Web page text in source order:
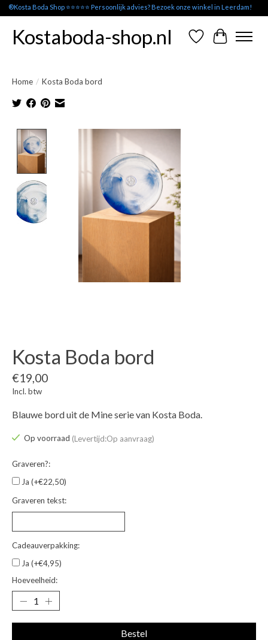
®Kosta Boda Shop ⭐⭐⭐⭐⭐ Persoonlijk advies? Bezoek onze winkel in Leerdam!
Kostaboda-shop.nl Verlanglijst
Home / Kosta Boda bord
Product image slideshow Items
Kosta Boda bord
€19,00
Incl. btw
Blauwe bord uit de Mine serie van Kosta Boda.
Op voorraad (Levertijd:Op aanvraag)
Graveren?:
Ja (+€22,50)
Graveren tekst:
Cadeauverpakking:
Ja (+€4,95)
Hoeveelheid:
Bestel